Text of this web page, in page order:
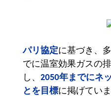
パリ協定に基づき、
でに温室効果ガスの
し、 2050年までにネ
とを目標に掲げてい